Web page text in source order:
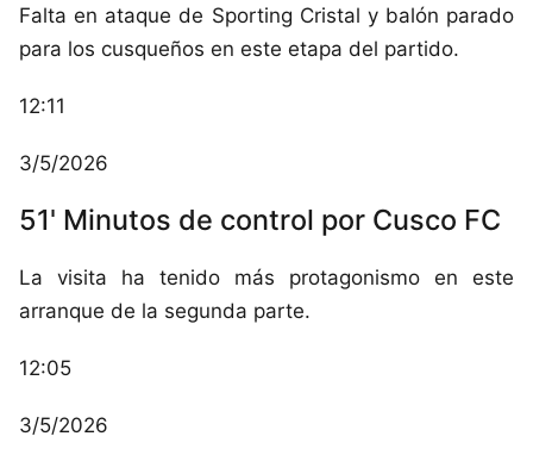
Falta en ataque de Sporting Cristal y balón parado
para los cusqueños en este etapa del partido.
12:11
3/5/2026
51' Minutos de control por Cusco FC
La visita ha tenido más protagonismo en este
arranque de la segunda parte.
12:05
3/5/2026